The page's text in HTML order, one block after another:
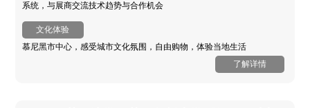
系统，与展商交流技术趋势与合作机会
文化体验
慕尼黑市中心，感受城市文化氛围，自由购物，体验当地生活
了解详情